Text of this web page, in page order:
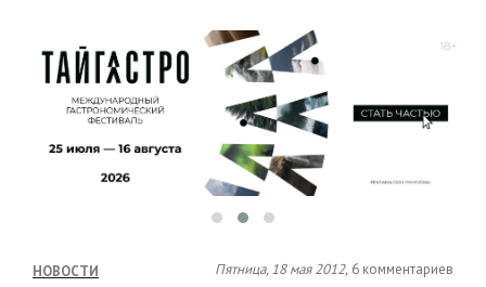
НОВОСТИ Пятница, 18 мая 2012, 6 комментариев